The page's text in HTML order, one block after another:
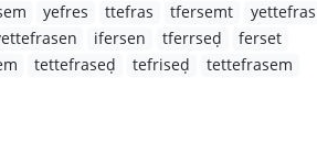
yefres ttefras tfersemt
yettefras
ifersen tferrseḍ
ferset
tettefraseḍ tefriseḍ
tettefrasem